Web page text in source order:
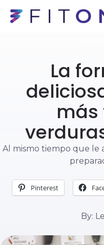
La
más
Al mismo tiempo que le
Pinterest
By: